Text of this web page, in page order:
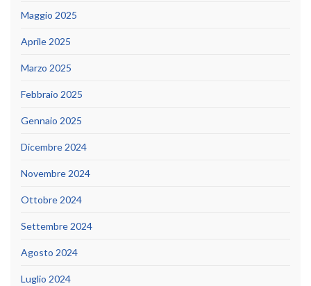
Maggio 2025
Aprile 2025
Marzo 2025
Febbraio 2025
Gennaio 2025
Dicembre 2024
Novembre 2024
Ottobre 2024
Settembre 2024
Agosto 2024
Luglio 2024